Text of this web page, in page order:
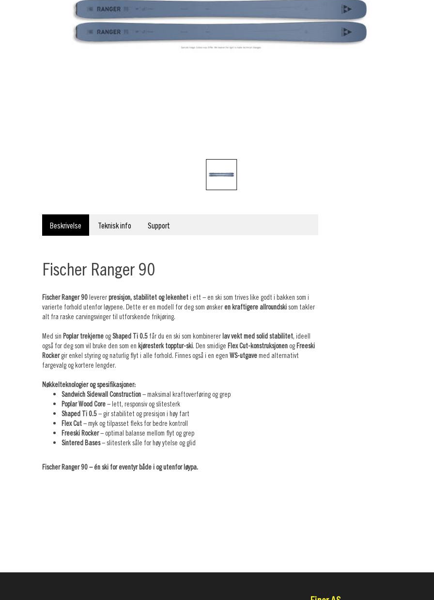
Beskrivelse Teknisk info Support
Fischer Ranger 90
Fischer Ranger 90levererpresisjon, stabilitet og lekenheti ett – en ski som trives like godt i bakken som i
varierte forhold utenfor løypene. Dette er en modell for deg som ønsker en kraftigere allroundskisom takler
alt fra raske carvingsvinger til utforskende frikjøring.
Med sin Poplar trekjerne ogShaped Ti 0.5 får du en ski som kombinererlav vekt med solid stabilitet, ideell
også for deg som vil bruke den som en kjøresterk topptur-ski. Den smidige Flex Cut-konstruksjonen ogFreeski
Rockergir enkel styring og naturlig flyt i alle forhold. Finnes også i en egen WS-utgavemed alternativt
fargevalg og kortere lengder.
Nøkkelteknologier og spesifikasjoner:
Sandwich Sidewall Construction– maksimal kraftoverføring og grep
Poplar Wood Core– lett, responsiv og slitesterk
Shaped Ti 0.5– gir stabilitet og presisjon i høy fart
Flex Cut– myk og tilpasset fleks for bedre kontroll
Freeski Rocker– optimal balanse mellom flyt og grep
Sintered Bases– slitesterk såle for høy ytelse og glid
Fischer Ranger 90 – én ski for eventyr både i og utenfor løypa.